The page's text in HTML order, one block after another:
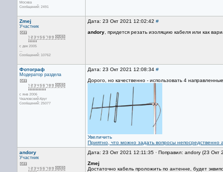
Москва
Сообщений: 2491
Zmej
Участник
с дек 2005
...
Сообщений: 10762
Дата: 23 Окт 2021 12:02:42 #
andory , придется резать изоляцию кабеля или как
Фотограф
Модератор раздела
с янв 2006
Чкаловский-Круг
Сообщений: 25077
Дата: 23 Окт 2021 12:08:34 #
Дорого, но качественно - использовать 4
Увеличить
Приятно, что можно задать вопросы непосредственно
andory
Участник
Дата: 23 Окт 2021 12:11:35 · Поправил: andory (23
Zmej
Достаточно кабель проложить по антенне, будет